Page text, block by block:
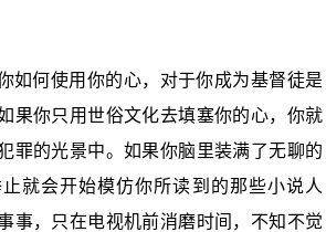
如何使用你的心，对于你成为基督徒是
果你只用世俗文化去填塞你的心，你就
罪的光景中。如果你脑里装满了无聊的
就会开始模仿你所读到的那些小说人
事，只在电视机前消磨时间，不知不觉